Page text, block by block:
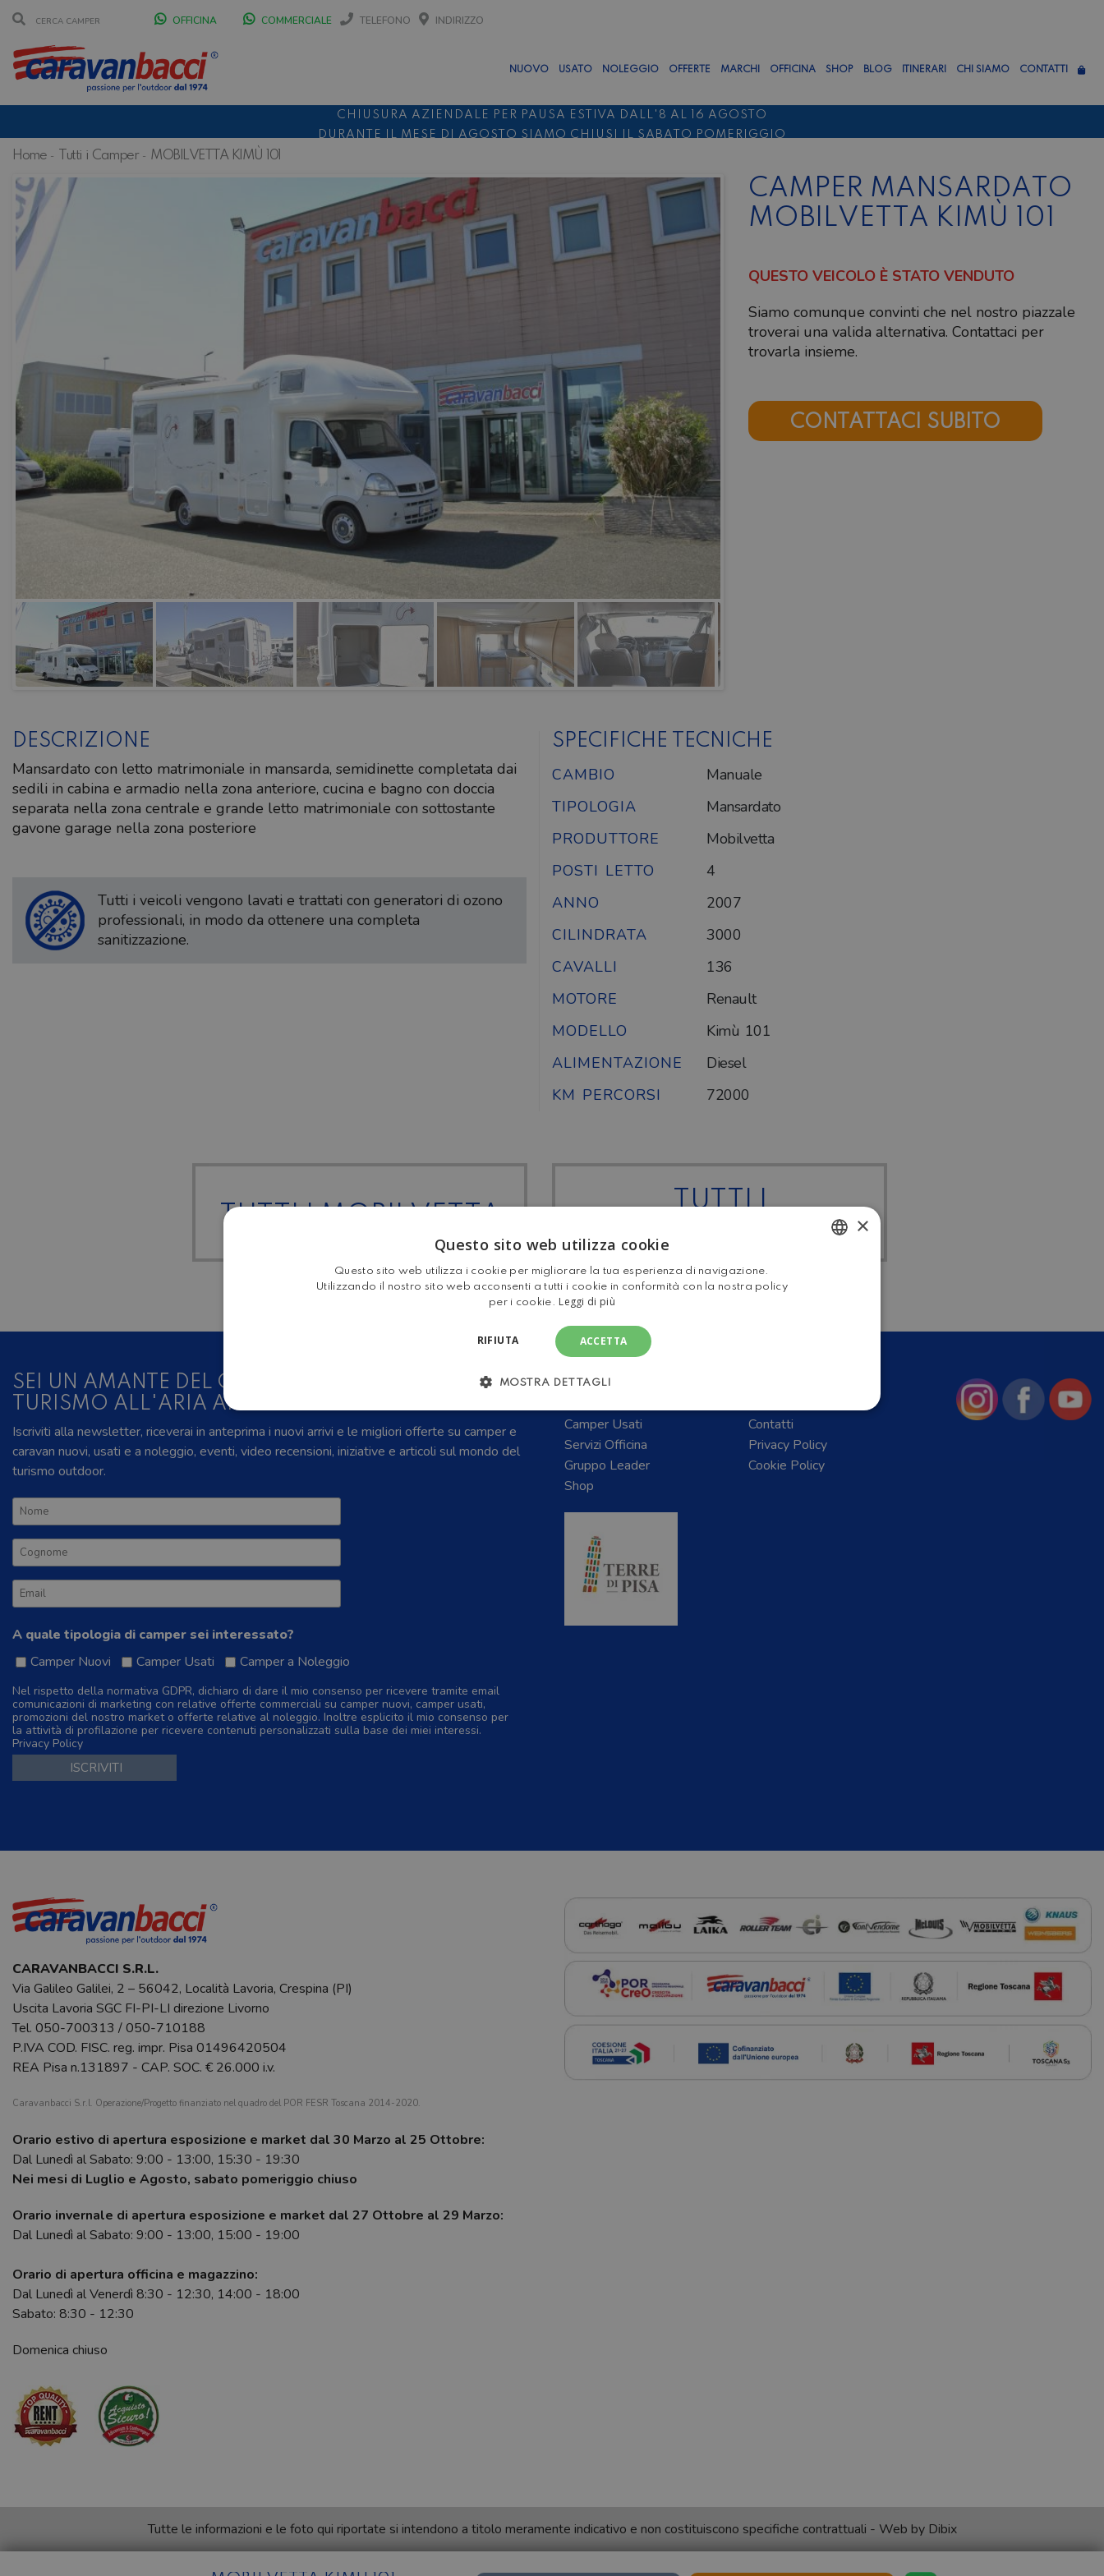
OFFICINA COMMERCIALE TELEFONO INDIRIZZO
NUOVO USATO NOLEGGIO OFFERTE MARCHI OFFICINA SHOP BLOG ITINERARI CHI SIAMO CONTATTI
CHIUSURA AZIENDALE PER PAUSA ESTIVA DALL'8 AL 16 AGOSTO
DURANTE IL MESE DI AGOSTO SIAMO CHIUSI IL SABATO POMERIGGIO
Home Tutti i Camper MOBILVETTA KIMÙ 101
CAMPER MANSARDATO
MOBILVETTA KIMÙ 101
QUESTO VEICOLO È STATO VENDUTO
Siamo comunque convinti che nel nostro piazzale
troverai una valida alternativa. Contattaci per
trovarla insieme.
CONTATTACI SUBITO
DESCRIZIONE
Mansardato con letto matrimoniale in mansarda, semidinette completata dai
sedili in cabina e armadio nella zona anteriore, cucina e bagno con doccia
separata nella zona centrale e grande letto matrimoniale con sottostante
gavone garage nella zona posteriore
Tutti i veicoli vengono lavati e trattati con generatori di ozono
professionali, in modo da ottenere una completa
sanitizzazione.
SPECIFICHE TECNICHE
CAMBIO
Manuale
TIPOLOGIA
Mansardato
PRODUTTORE
Mobilvetta
POSTI LETTO
4
ANNO
2007
CILINDRATA
3000
CAVALLI
136
MOTORE
Renault
MODELLO
Kimù 101
ALIMENTAZIONE
Diesel
KM PERCORSI
72000
TUTTI I MOBILVETTA
TUTTI I
SEI UN AMANTE DEL CAMPER, DELLE CARAVAN E DEL
TURISMO ALL'ARIA APERTA?
Iscriviti alla newsletter, riceverai in anteprima i nuovi arrivi e le migliori offerte su camper e
caravan nuovi, usati e a noleggio, eventi, video recensioni, iniziative e articoli sul mondo del
turismo outdoor.
A quale tipologia di camper sei interessato?
Camper Nuovi
Camper Usati Camper a Noleggio
Nel rispetto della normativa GDPR, dichiaro di dare il mio consenso per ricevere tramite email
comunicazioni di marketing con relative offerte commerciali su camper nuovi, camper usati,
promozioni del nostro market o offerte relative al noleggio. Inoltre esplicito il mio consenso per
la attività di profilazione per ricevere contenuti personalizzati sulla base dei miei interessi.
Privacy Policy
Home
Camper Usati
Servizi Officina
Gruppo Leader
Shop
Contatti
Privacy Policy
Cookie Policy
CARAVANBACCI S.R.L.
Via Galileo Galilei, 2 – 56042, Località Lavoria, Crespina (PI)
Uscita Lavoria SGC FI-PI-LI direzione Livorno
Tel. 050-700313 /050-710188
P.IVA COD. FISC. reg. impr. Pisa 01496420504
REA Pisa n.131897 - CAP. SOC. € 26.000 i.v.
Caravanbacci S.r.l. Operazione/Progetto finanziato nel quadro del POR FESR Toscana 2014-2020.
Orario estivo di apertura esposizione e market dal 30 Marzo al 25 Ottobre:
Dal Lunedì al Sabato: 9:00 - 13:00, 15:30 - 19:30
Nei mesi di Luglio e Agosto, sabato pomeriggio chiuso
Orario invernale di apertura esposizione e market dal 27 Ottobre al 29 Marzo:
Dal Lunedì al Sabato: 9:00 - 13:00, 15:00 - 19:00
Orario di apertura officina e magazzino:
Dal Lunedì al Venerdì 8:30 - 12:30, 14:00 - 18:00
Sabato: 8:30 - 12:30
Domenica chiuso
Tutte le informazioni e le foto qui riportate si intendono a titolo meramente indicativo e non costituiscono specifiche contrattuali - Web by Dibix
×
Questo sito web utilizza cookie
Questo sito web utilizza i cookie per migliorare la tua esperienza di navigazione.
Utilizzando il nostro sito web acconsenti a tutti i cookie in conformità con la nostra policy
per i cookie. Leggi di più
ACCETTA
RIFIUTA
MOSTRA DETTAGLI